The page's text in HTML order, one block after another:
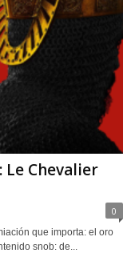
Chevalier
0
que importa: el oro
snob: de...